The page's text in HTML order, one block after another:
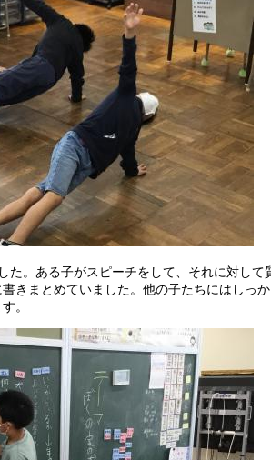
。ある子がスピーチをして、それに対して
きまとめていました。他の子たちにはしっ
。